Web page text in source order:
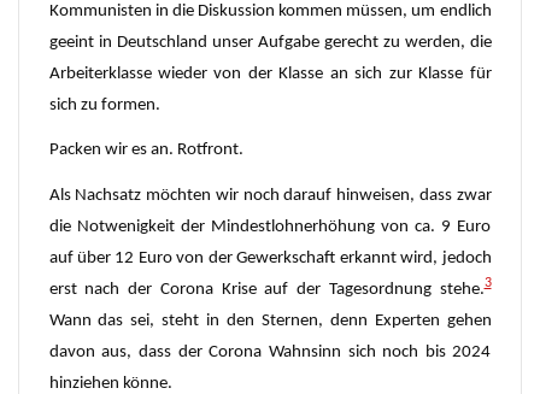
Kommunisten in die Diskussion kommen müssen, um endlich
geeint in Deutschland unser Aufgabe gerecht zu werden, die
Arbeiterklasse wieder von der Klasse an sich zur Klasse für
sich zu formen.
Packen wir es an. Rotfront.
Als Nachsatz möchten wir noch darauf hinweisen, dass zwar
die Notwenigkeit der Mindestlohnerhöhung von ca. 9 Euro
auf über 12 Euro von der Gewerkschaft erkannt wird, jedoch
erst nach der Corona Krise auf der Tagesordnung stehe.3
Wann das sei, steht in den Sternen, denn Experten gehen
davon aus, dass der Corona Wahnsinn sich noch bis 2024
hinziehen könne.